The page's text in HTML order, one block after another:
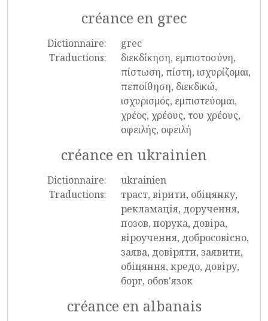
créance en grec
Dictionnaire:
grec
Traductions:
διεκδίκηση, εμπιστοσύνη,
πίστωση, πίστη, ισχυρίζομαι,
πεποίθηση, διεκδικώ,
ισχυρισμός, εμπιστεύομαι,
χρέος, χρέους, του χρέους,
οφειλής, οφειλή
créance en ukrainien
Dictionnaire:
ukrainien
Traductions:
траст, вірити, обіцянку,
рекламація, доручення,
позов, порука, довіра,
віроучення, добросовісно,
заява, довіряти, заявити,
обіцяння, кредо, довіру,
борг, обов'язок
créance en albanais